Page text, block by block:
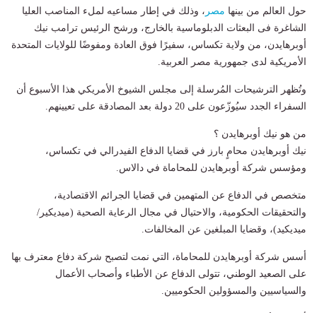
حول العالم من بينها مصر ، وذلك في إطار مساعيه لملء المناصب العليا
الشاغرة فى البعثات الدبلوماسية بالخارج، ورشح الرئيس ترامب نيك
أوبرهايدن، من ولاية تكساس، سفيرًا فوق العادة ومفوضًا للولايات المتحدة
الأمريكية لدى جمهورية مصر العربية.
وتُظهر الترشيحات المُرسلة إلى مجلس الشيوخ الأمريكي هذا الأسبوع أن
السفراء الجدد سيُوزّعون على 20 دولة بعد المصادقة على تعيينهم.
من هو نيك أوبرهايدن ؟
نيك أوبرهايدن محامٍ بارز في قضايا الدفاع الفيدرالي في تكساس،
ومؤسس شركة أوبرهايدن للمحاماة في دالاس.
متخصص في الدفاع عن المتهمين في قضايا الجرائم الاقتصادية،
والتحقيقات الحكومية، والاحتيال في مجال الرعاية الصحية (ميديكير/
ميديكيد)، وقضايا المبلغين عن المخالفات.
أسس شركة أوبرهايدن للمحاماة، التي نمت لتصبح شركة دفاع معترف بها
على الصعيد الوطني، تتولى الدفاع عن الأطباء وأصحاب الأعمال
والسياسيين والمسؤولين الحكوميين.